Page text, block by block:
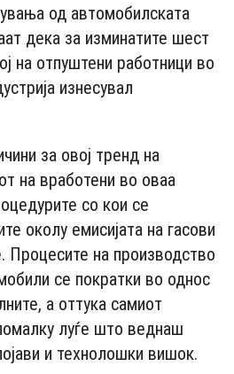
од автомобилската
дека за изминатите шест
на отпуштени работници во
изнесувал
за овој тренд на
на вработени во оваа
со кои се
околу емисијата на гасови
Процесите на производство
се пократки во однос
а оттука самиот
луѓе што веднаш
и технолошки вишок.